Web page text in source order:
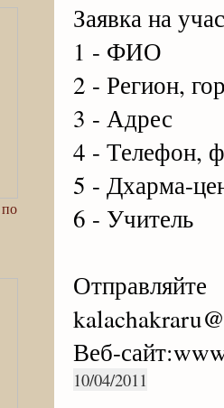
Заявка на
1 - ФИО
2 - Регион,
3 - Адрес
4 - Телефон,
5 - Дхарма-
6 - Учитель
Веб-
10/04/2011